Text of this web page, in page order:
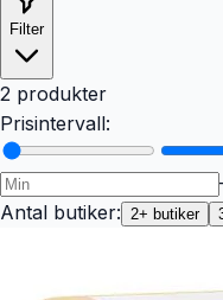
Filter
2 produkter
Prisintervall:
Antal butiker: 2+ butiker